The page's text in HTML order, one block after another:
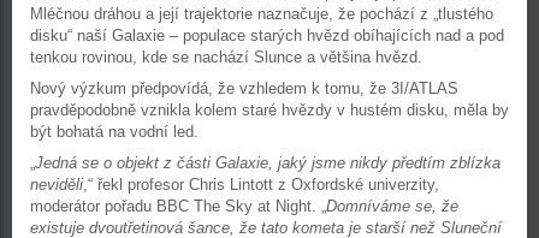
Mléčnou dráhou a její trajektorie naznačuje, že pochází z „tlustého
disku“ naší Galaxie – populace starých hvězd obíhajících nad a pod
tenkou rovinou, kde se nachází Slunce a většina hvězd.
Nový výzkum předpovídá, že vzhledem k tomu, že 3I/ATLAS
pravděpodobně vznikla kolem staré hvězdy v hustém disku, měla by
být bohatá na vodní led.
„Jedná se o objekt z části Galaxie, jaký jsme nikdy předtím zblízka
neviděli,“ řekl profesor Chris Lintott z Oxfordské univerzity,
moderátor pořadu BBC The Sky at Night. „Domníváme se, že
existuje dvoutřetinová šance, že tato kometa je starší než Sluneční